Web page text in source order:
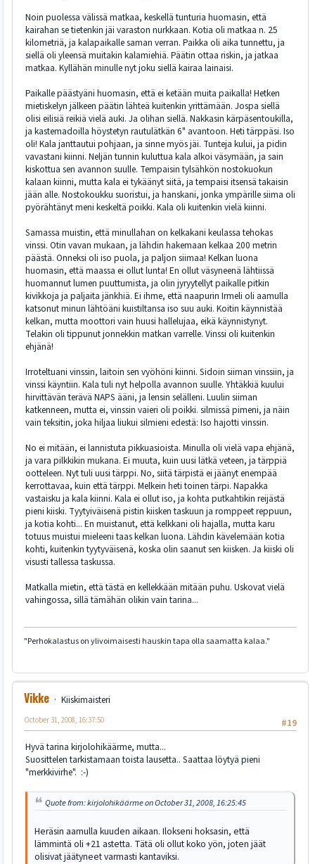
Noin puolessa välissä matkaa, keskellä tunturia huomasin, että
kairahan se tietenkin jäi varaston nurkkaan. Kotia oli matkaa n. 25
kilometriä, ja kalapaikalle saman verran. Paikka oli aika tunnettu, ja
siellä oli yleensä muitakin kalamiehiä. Päätin ottaa riskin, ja jatkaa
matkaa. Kyllähän minulle nyt joku siellä kairaa lainaisi.
Paikalle päästyäni huomasin, että ei ketään muita paikalla! Hetken
mietiskelyn jälkeen päätin lähteä kuitenkin yrittämään. Jospa siellä
olisi eilisiä reikiä vielä auki. Ja olihan siellä. Nakkasin kärpäsentoukilla,
ja kastemadoilla höystetyn rautulätkän 6" avantoon. Heti tärppäsi. Iso
oli! Kala janttautui pohjaan, ja sinne myös jäi. Tunteja kului, ja pidin
vavastani kiinni. Neljän tunnin kuluttua kala alkoi väsymään, ja sain
kiskottua sen avannon suulle. Tempaisin tylsähkön nostokuokun
kalaan kiinni, mutta kala ei tykäänyt siitä, ja tempaisi itsensä takaisin
jään alle. Nostokoukku suoristui, ja hanskani, jonka ympärille siima oli
pyörähtänyt meni keskeltä poikki. Kala oli kuitenkin vielä kiinni.
Samassa muistin, että minullahan on kelkakani keulassa tehokas
vinssi. Otin vavan mukaan, ja lähdin hakemaan kelkaa 200 metrin
päästä. Onneksi oli iso puola, ja paljon siimaa! Kelkan luona
huomasin, että maassa ei ollut lunta! En ollut väsyneenä lähtiissä
huomannut lumen puuttumista, ja olin jyryytellyt paikalle pitkin
kivikkoja ja paljaita jänkhiä. Ei ihme, että naapurin Irmeli oli aamulla
katsonut minun lähtöäni kuistiltansa iso suu auki. Koitin käynnistää
kelkan, mutta moottori vain huusi hallelujaa, eikä käynnistynyt.
Telakin oli tippunut jonnekkin matkan varrelle. Vinssi oli kuitenkin
ehjänä!
Irroteltuani vinssin, laitoin sen vyöhöni kiinni. Sidoin siiman vinssiin, ja
vinssi käyntiin. Kala tuli nyt helpolla avannon suulle. Yhtäkkiä kuului
hirvittävän terävä NAPS ääni, ja lensin selälleni. Luulin siiman
katkenneen, mutta ei, vinssin vaieri oli poikki. silmissä pimeni, ja näin
vain teksitin, joka hiljaa liukui silmieni edestä: Iso hajotti vinssin.
No ei mitään, ei lannistuta pikkuasioista. Minulla oli vielä vapa ehjänä,
ja vara pilkkikin mukana. Ei muuta, kuin uusi lätkä veteen, ja tärppiä
ootteleen. Nyt tuli uusi tärppi. No, siitä tärpistä ei jäänyt enempää
kerrottavaa, kuin että tärppi. Melkein heti toinen tärpi. Napakka
vastaisku ja kala kiinni. Kala ei ollut iso, ja kohta putkahtikin reijästä
pieni kiiski. Tyytyiväisenä pistin kiisken taskuun ja romppeet reppuun,
ja kotia kohti... En muistanut, että kelkkani oli hajalla, mutta karu
totuus muistui mieleeni taas kelkan luona. Lähdin kävelemään kotia
kohti, kuitenkin tyytyväisenä, koska olin saanut sen kiisken. Ja kiiski oli
visusti tallessa taskussa.
Matkalla mietin, että tästä en kellekkään mitään puhu. Uskovat vielä
vahingossa, sillä tämähän olikin vain tarina...
"Perhokalastus on ylivoimaisesti hauskin tapa olla saamatta kalaa."
Vikke
Kiiskimaisteri
#19
October 31, 2008, 16:37:50
Hyvä tarina kirjolohikäärme, mutta...
Suosittelen tarkistamaan toista lausetta.. Saattaa löytyä pieni
"merkkivirhe". :-)
Quote from: kirjolohikäärme on October 31, 2008, 16:25:45
Heräsin aamulla kuuden aikaan. Ilokseni hoksasin, että
lämmintä oli +21 astetta. Tätä oli ollut koko yön, joten jäät
olisivat jäätyneet varmasti kantaviksi.